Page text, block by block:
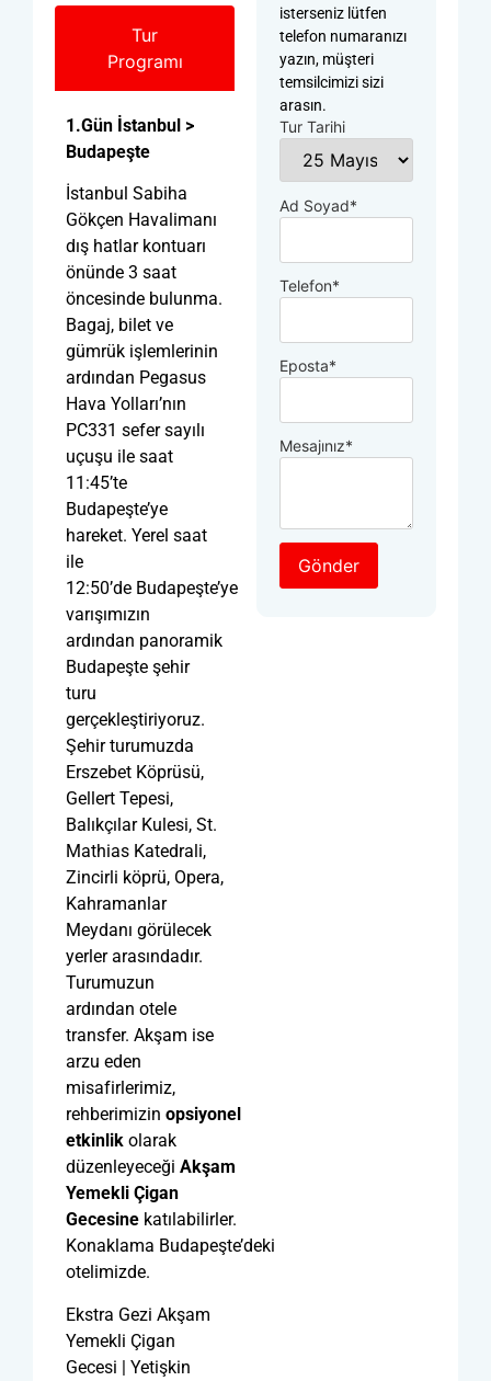
Tur
Programı
1.Gün İstanbul >
Budapeşte
İstanbul Sabiha
Gökçen Havalimanı
dış hatlar kontuarı
önünde 3 saat
öncesinde bulunma.
Bagaj, bilet ve
gümrük işlemlerinin
ardından Pegasus
Hava Yolları’nın
PC331 sefer sayılı
uçuşu ile saat
11:45’te
Budapeşte’ye
hareket. Yerel saat
ile
12:50’de Budapeşte’ye
varışımızın
ardından panoramik
Budapeşte şehir
turu
gerçekleştiriyoruz.
Şehir turumuzda
Erszebet Köprüsü,
Gellert Tepesi,
Balıkçılar Kulesi, St.
Mathias Katedrali,
Zincirli köprü, Opera,
Kahramanlar
Meydanı görülecek
yerler arasındadır.
Turumuzun
ardından otele
transfer. Akşam ise
arzu eden
misafirlerimiz,
rehberimizin opsiyonel
etkinlik olarak
düzenleyeceği Akşam
Yemekli Çigan
Gecesine katılabilirler.
Konaklama Budapeşte’deki
otelimizde.
Ekstra Gezi Akşam
Yemekli Çigan
Gecesi | Yetişkin
isterseniz lütfen
telefon numaranızı
yazın, müşteri
temsilcimizi sizi
arasın.
Tur Tarihi
Ad Soyad*
Telefon*
Eposta*
Mesajınız*
Gönder